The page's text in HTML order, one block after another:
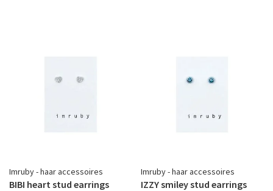
Imruby - haar accessoires
BIBI heart stud earrings
Imruby - haar accessoires
IZZY smiley stud earrings